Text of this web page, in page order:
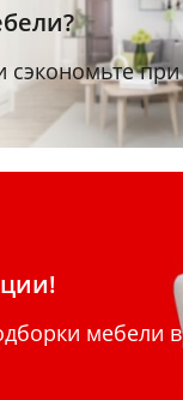
сэкономьте при
мебели в